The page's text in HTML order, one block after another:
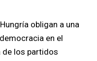
en el
de los partidos